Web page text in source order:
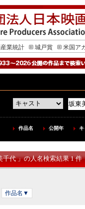
業統計 城戸賞 米国ア
作品名 公開年
千代 」の人名検索結果 1 件
作品名▼